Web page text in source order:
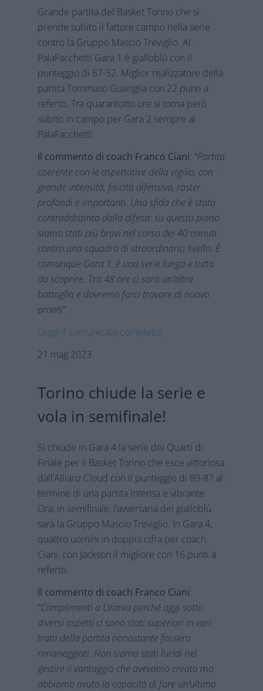
Grande partita del Basket Torino che si
prende subito il fattore campo nella serie
contro la Gruppo Mascio Treviglio. Al
PalaFacchetti Gara 1 è gialloblù con il
punteggio di 67-52. Miglior realizzatore della
partita Tommaso Guariglia con 22 punti a
referto. Tra quarantotto ore si torna però
subito in campo per Gara 2 sempre al
PalaFacchetti.
Il commento di coach Franco Ciani: “Partita
coerente con le aspettative della vigilia, con
grande intensità, fisicità difensiva, roster
profondi e importanti. Una sfida che è stata
contraddistinta dalla difesa: su questo piano
siamo stati più bravi nel corso dei 40 minuti
contro una squadra di straordinario livello. È
comunque Gara 1, è una serie lunga e tutta
da scoprire. Tra 48 ore ci sarà un’altra
battaglia e dovremo farci trovare di nuovo
pronti”.
Leggi il comunicato completo!
21 mag 2023
Torino chiude la serie e
vola in semifinale!
Si chiude in Gara 4 la serie dei Quarti di
Finale per il Basket Torino che esce vittoriosa
dall’Allianz Cloud con il punteggio di 89-87 al
termine di una partita intensa e vibrante.
Ora, in semifinale, l’avversaria dei gialloblù
sarà la Gruppo Mascio Treviglio. In Gara 4,
quattro uomini in doppia cifra per coach
Ciani, con Jackson il migliore con 16 punti a
referto.
Il commento di coach Franco Ciani:
“Complimenti a Urania perché oggi sotto
diversi aspetti ci sono stati superiori in vari
tratti della partita nonostante fossero
rimaneggiati. Non siamo stati lucidi nel
gestire il vantaggio che avevamo creato ma
abbiamo avuto la capacità di fare un’ultima